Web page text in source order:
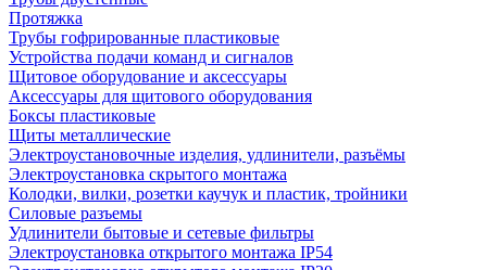
Протяжка
Трубы гофрированные пластиковые
Устройства подачи команд и сигналов
Щитовое оборудование и аксессуары
Аксессуары для щитового оборудования
Боксы пластиковые
Щиты металлические
Электроустановочные изделия, удлинители, разъёмы
Электроустановка скрытого монтажа
Колодки, вилки, розетки каучук и пластик, тройники
Силовые разъемы
Удлинители бытовые и сетевые фильтры
Электроустановка открытого монтажа IP54